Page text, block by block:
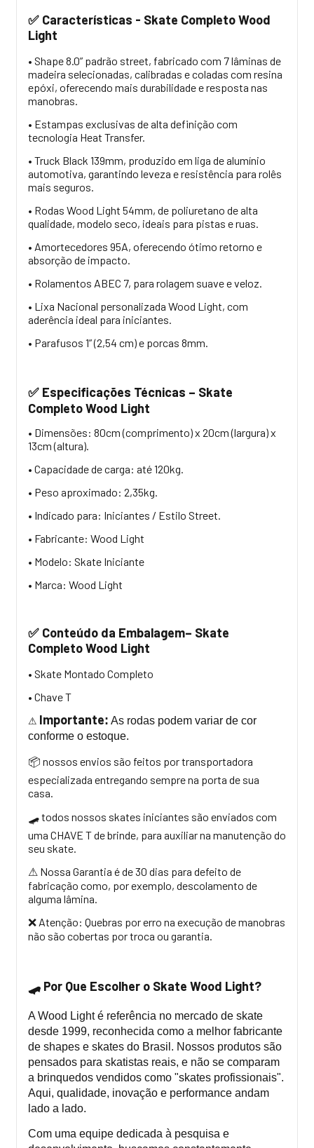
✅ Características - Skate Completo Wood
Light
• Shape 8.0” padrão street, fabricado com 7 lâminas de
madeira selecionadas, calibradas e coladas com resina
epóxi, oferecendo mais durabilidade e resposta nas
manobras.
• Estampas exclusivas de alta definição com
tecnologia Heat Transfer.
• Truck Black 139mm, produzido em liga de alumínio
automotiva, garantindo leveza e resistência para rolês
mais seguros.
• Rodas Wood Light 54mm, de poliuretano de alta
qualidade, modelo seco, ideais para pistas e ruas.
• Amortecedores 95A, oferecendo ótimo retorno e
absorção de impacto.
• Rolamentos ABEC 7, para rolagem suave e veloz.
• Lixa Nacional personalizada Wood Light, com
aderência ideal para iniciantes.
• Parafusos 1” (2,54 cm) e porcas 8mm.
✅ Especificações Técnicas – Skate
Completo Wood Light
• Dimensões: 80cm (comprimento) x 20cm (largura) x
13cm (altura).
• Capacidade de carga: até 120kg.
• Peso aproximado: 2,35kg.
• Indicado para: Iniciantes / Estilo Street.
• Fabricante: Wood Light
• Modelo: Skate Iniciante
• Marca: Wood Light
✅ Conteúdo da Embalagem– Skate
Completo Wood Light
• Skate Montado Completo
• Chave T
⚠ Importante: As rodas podem variar de cor
conforme o estoque.
📦 nossos envios são feitos por transportadora
especializada entregando sempre na porta de sua
casa.
🛹todos nossos skates iniciantes são enviados com
uma CHAVE T de brinde, para auxiliar na manutenção do
seu skate.
⚠ Nossa Garantia é de 30 dias para defeito de
fabricação como, por exemplo, descolamento de
alguma lâmina.
❌ Atenção: Quebras por erro na execução de manobras
não são cobertas por troca ou garantia.
🛹 Por Que Escolher o Skate Wood Light?
A Wood Light é referência no mercado de skate
desde 1999, reconhecida como a melhor fabricante
de shapes e skates do Brasil. Nossos produtos são
pensados para skatistas reais, e não se comparam
a brinquedos vendidos como "skates profissionais".
Aqui, qualidade, inovação e performance andam
lado a lado.
Com uma equipe dedicada à pesquisa e